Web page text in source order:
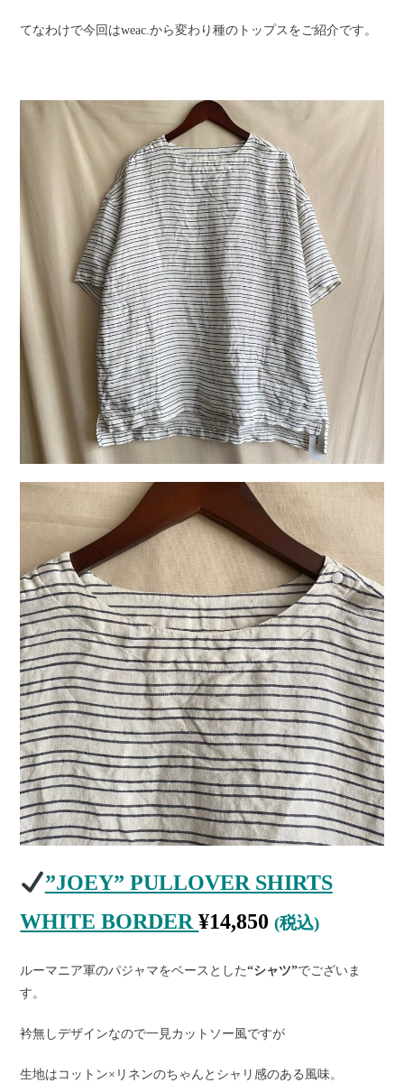
てなわけで今回はweac.から変わり種のトップスをご紹介です。
”JOEY” PULLOVER SHIRTS
WHITE BORDER¥14,850 (税込)
ルーマニア軍のパジャマをベースとした“シャツ”でございま
す。
衿無しデザインなので一見カットソー風ですが
生地はコットン×リネンのちゃんとシャリ感のある風味。